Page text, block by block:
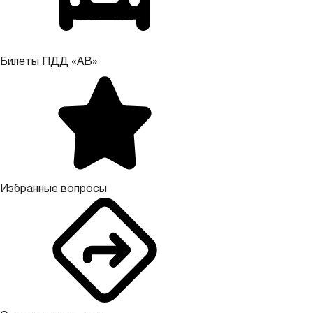
Билеты ПДД «АВ»
Избранные вопросы